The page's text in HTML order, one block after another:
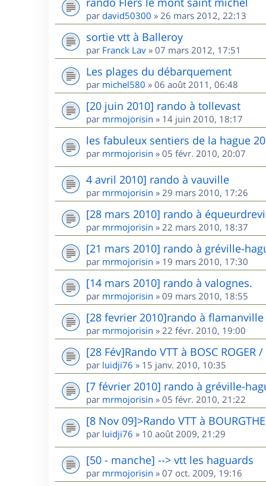
par david50300 » 26 mars 2012, 22:13
sortie vtt à Balleroy
par Franck Lav » 07 mars 2012, 17:51
Les plages du débarquement
par michel580 » 06 août 2011, 06:48
[20 juin 2010] rando à tollevast
par mrmojorisin » 14 juin 2010, 18:17
les fabuleux sentiers de la hague
par mrmojorisin » 05 févr. 2010, 20:07
4 avril 2010] rando à vauville
par mrmojorisin » 29 mars 2010, 17:26
[28 mars 2010] rando à
par mrmojorisin » 22 mars 2010, 18:37
[21 mars 2010] rando à gréville-
par mrmojorisin » 19 mars 2010, 17:30
[14 mars 2010] rando à valognes.
par mrmojorisin » 09 mars 2010, 18:55
[28 fevrier 2010]rando à
par mrmojorisin » 22 févr. 2010, 19:00
[28 Fév]Rando VTT à BOSC ROGER
par luidji76 » 15 janv. 2010, 10:35
[7 février 2010] rando à gréville-
par mrmojorisin » 05 févr. 2010, 21:22
[8 Nov 09]>Rando VTT à
par luidji76 » 10 août 2009, 21:29
[50 - manche] --> vtt les haguards
par mrmojorisin » 07 oct. 2009, 19:16